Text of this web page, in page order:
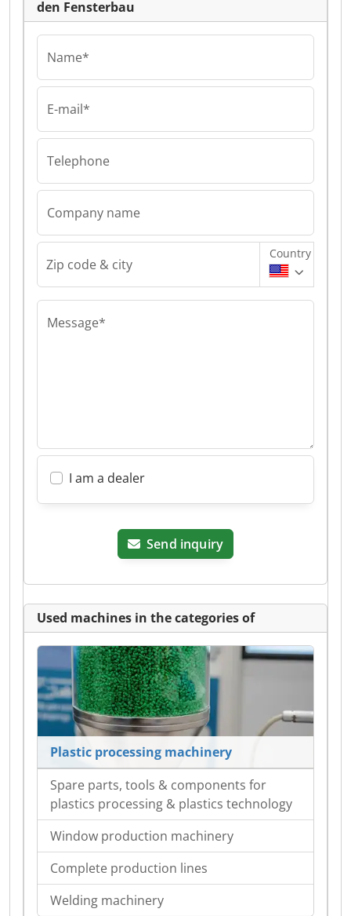
den Fensterbau
Name*
E-mail*
Telephone
Company name
Zip code & city
Country
Message*
I am a dealer
Send inquiry
Used machines in the categories of
Plastic processing machinery
Spare parts, tools & components for
plastics processing & plastics technology
Window production machinery
Complete production lines
Welding machinery